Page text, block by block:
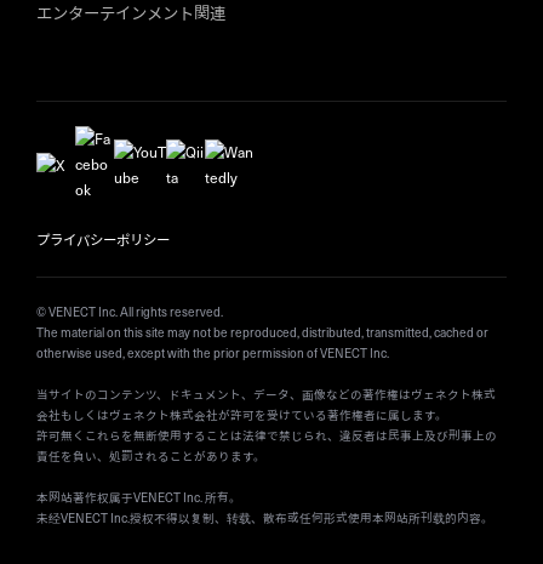
エンターテインメント関連
プライバシーポリシー
© VENECT Inc. All rights reserved.
The material on this site may not be reproduced, distributed, transmitted, cached or
otherwise used, except with the prior permission of VENECT Inc.
当サイトのコンテンツ、ドキュメント、データ、画像などの著作権はヴェネクト株式
会社もしくはヴェネクト株式会社が許可を受けている著作権者に属します。
許可無くこれらを無断使用することは法律で禁じられ、違反者は民事上及び刑事上の
責任を負い、処罰されることがあります。
本网站著作权属于VENECT Inc. 所有。
未经VENECT Inc.授权不得以复制、转载、散布或任何形式使用本网站所刊载的内容。